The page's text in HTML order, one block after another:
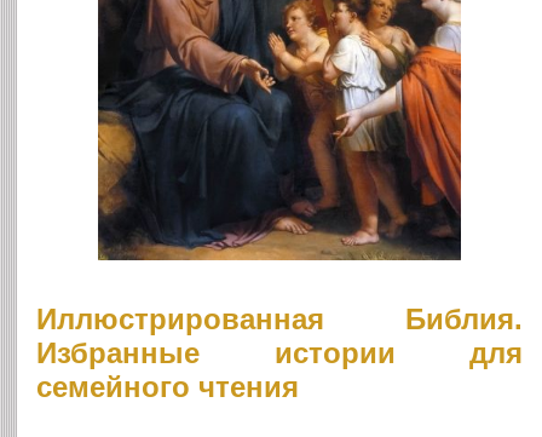
Иллюстрированная Библия.
Избранные истории для
семейного чтения